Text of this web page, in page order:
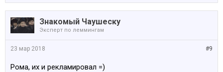
Знакомый Чаушеску
Эксперт по леммингам
#9
23 мар 2018
Рома, их и рекламировал =)